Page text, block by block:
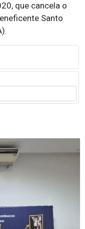
que cancela o
Santo